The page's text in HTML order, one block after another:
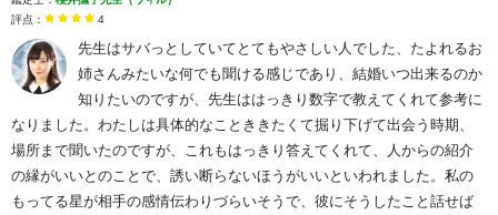
評点：
4
先生はサバっとしていてとてもやさしい人でした、たよれるお
姉さんみたいな何でも聞ける感じであり、結婚いつ出来るのか
知りたいのですが、先生ははっきり数字で教えてくれて参考に
なりました。わたしは具体的なことききたくて掘り下げて出会う時期、
場所まで聞いたのですが、これもはっきり答えてくれて、人からの紹介
の縁がいいとのことで、誘い断らないほうがいいといわれました。私の
もってる星が相手の感情伝わりづらいそうで、彼にそうしたこと話せば